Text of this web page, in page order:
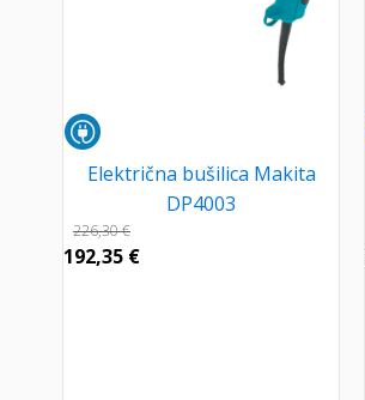
Električna bušilica Makita
DP4003
226,30€
192,35 €